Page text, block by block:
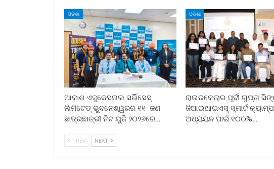
ଓଡିଶା
ଆକାଶ ଏଜୁକେସନାଲ ସର୍ଭିସେସ୍
ଲିମିଟେଡ୍ ଭୁବନେଶ୍ୱରର ୧୧ ଜଣ
ଛାତ୍ରଛାତ୍ରୀ ନିଟ ଯୁଜି ୨୦୨୬ରେ…
ଓଡିଶା
ରାଉରକେଲାର ପୂର୍ବୀ ଗୁପ୍ତା
ଜିଆଇଆଇଏସ୍ ସ୍ମାର୍ଟ
ଅଧ୍ୟୟନ ପାଇଁ ୧୦୦%…
PREV NEXT